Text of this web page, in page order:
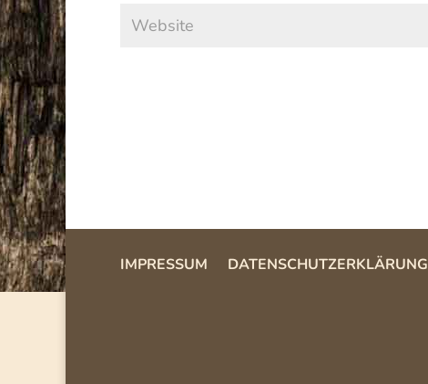
IMPRESSUM DATENSCHUTZERKLÄRUNG